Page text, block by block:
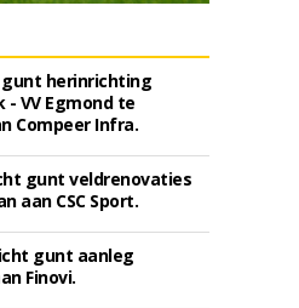
herinrichting
VV Egmond te
Compeer Infra.
gunt veldrenovaties
aan CSC Sport.
gunt aanleg
Finovi.